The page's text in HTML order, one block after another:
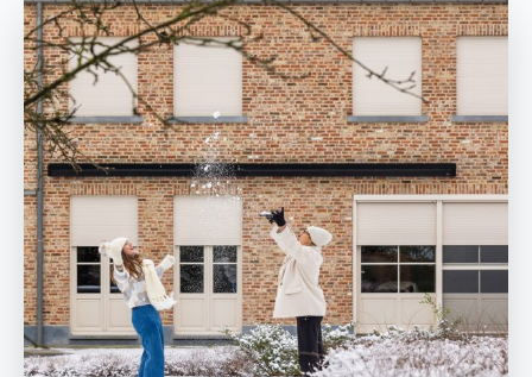
Vind een verdeler Offerte op maat
Gratis brochure
Tools
Contact
Extra
Jobs
Wilms World
NL